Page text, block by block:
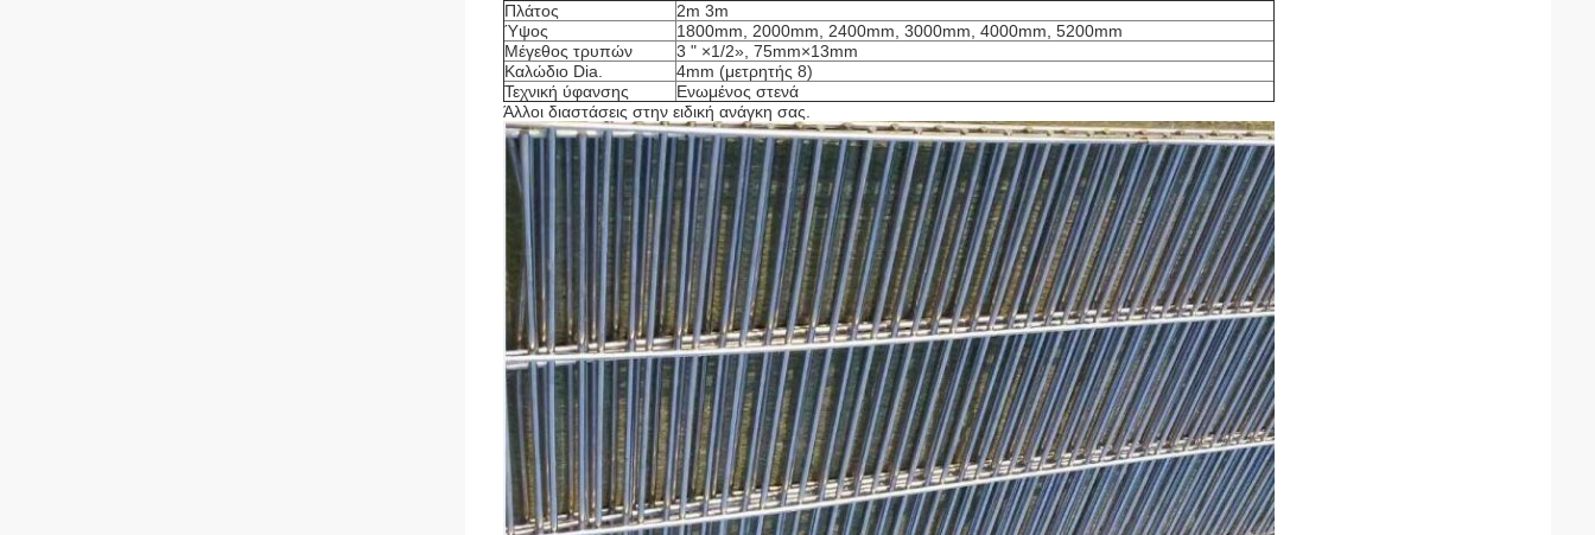
Πλάτος
2m 3m
Ύψος
1800mm, 2000mm, 2400mm, 3000mm, 4000mm, 5200mm
Μέγεθος τρυπών
3 " ×1/2», 75mm×13mm
Καλώδιο Dia.
4mm (μετρητής 8)
Τεχνική ύφανσης
Ενωμένος στενά
Άλλοι διαστάσεις στην ειδική ανάγκη σας.